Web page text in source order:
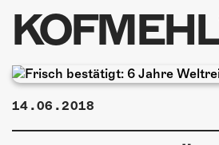
KOFMEHL
PROGRAMM
14.06.2018